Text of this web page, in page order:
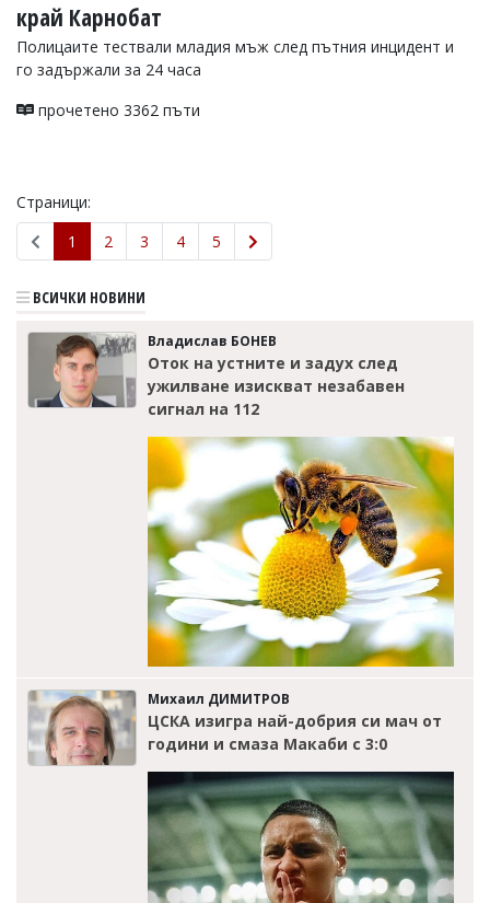
край Карнобат
Полицаите тествали младия мъж след пътния инцидент и
го задържали за 24 часа
прочетено 3362 пъти
Страници:
1
2 3 4 5
ВСИЧКИ НОВИНИ
Владислав БОНЕВ
Оток на устните и задух след
ужилване изискват незабавен
сигнал на 112
Михаил ДИМИТРОВ
ЦСКА изигра най-добрия си мач от
години и смаза Макаби с 3:0